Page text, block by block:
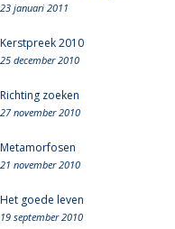
23 januari 2011
Kerstpreek 2010
25 december 2010
Richting zoeken
27 november 2010
Metamorfosen
21 november 2010
Het goede leven
19 september 2010